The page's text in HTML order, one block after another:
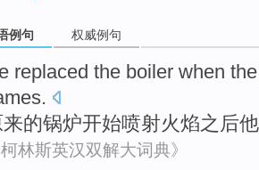
例句 权威例句
replaced the boiler when
.
的锅炉开始喷射火焰之后他
柯林斯英汉双解大词典》